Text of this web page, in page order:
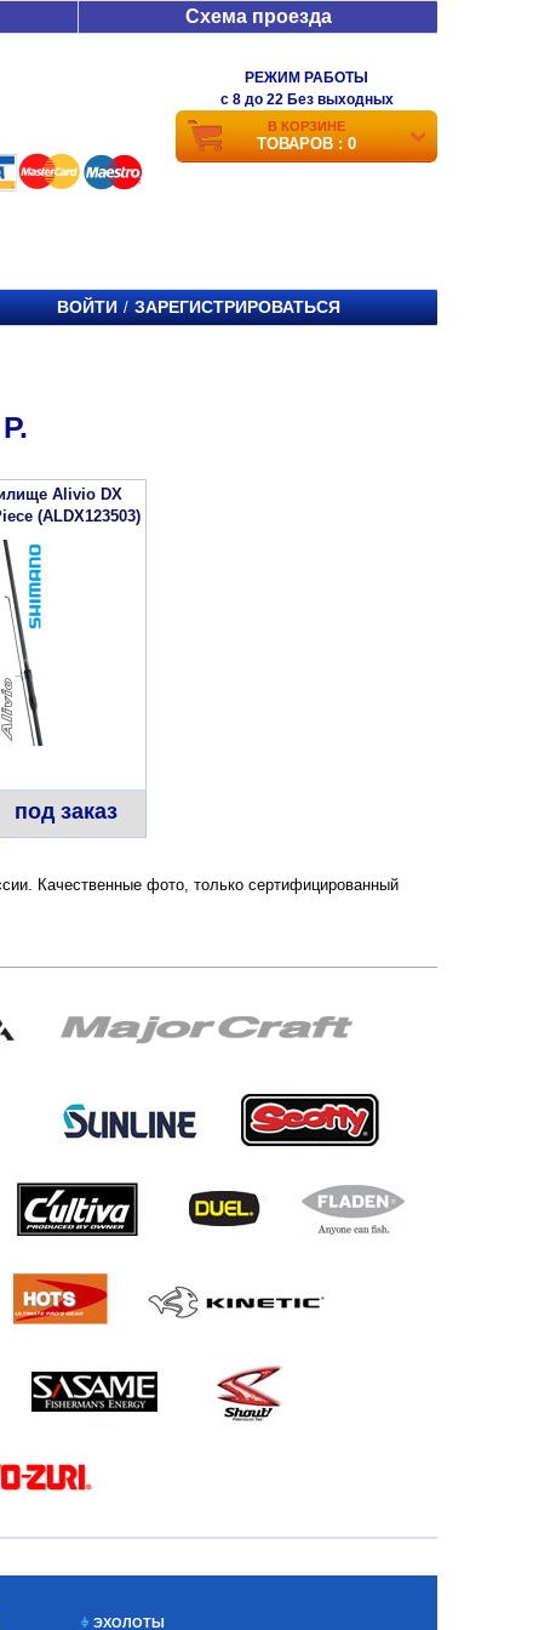
Схема проезда
РЕЖИМ РАБОТЫ
c 8 до 22 Без выходных
В КОРЗИНЕ
ТОВАРОВ : 0
ВОЙТИ / ЗАРЕГИСТРИРОВАТЬСЯ
Alivio DX
(ALDX123503)
под заказ
Качественные фото, только сертифицированный
ЭХОЛОТЫ